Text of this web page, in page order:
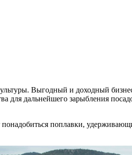
Выгодный и доходный
для дальнейшего зарыбления
поплавки,